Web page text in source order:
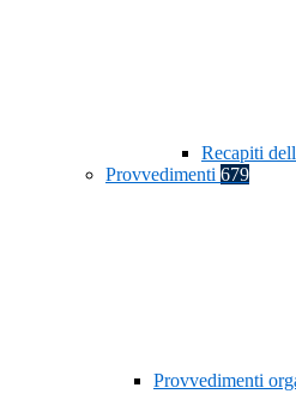
Recapiti
Provvedimenti 679
Provvedimenti